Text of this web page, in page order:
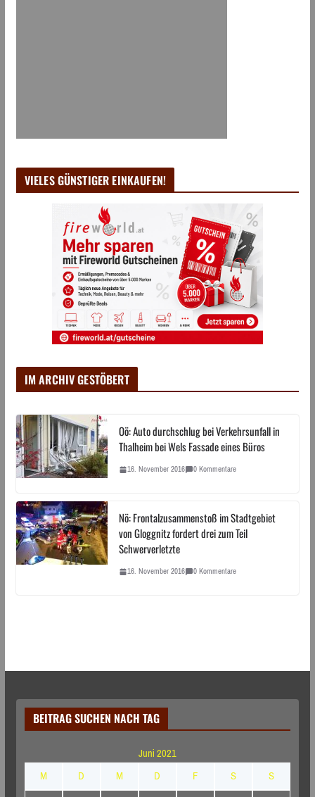
VIELES GÜNSTIGER EINKAUFEN!
IM ARCHIV GESTÖBERT
Oö: Auto durchschlug bei Verkehrsunfall in
Thalheim bei Wels Fassade eines Büros
16. November 2016 0 Kommentare
Nö: Frontalzusammenstoß im Stadtgebiet
von Gloggnitz fordert drei zum Teil
Schwerverletzte
16. November 2016 0 Kommentare
BEITRAG SUCHEN NACH TAG
Juni 2021
M
D M D F S
S